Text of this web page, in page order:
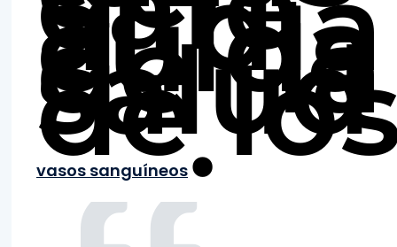
cuida
de la
salud
de
vasos sanguíneos.